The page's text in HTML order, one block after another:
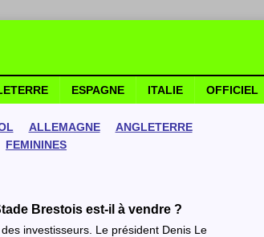
ESPAGNE ITALIE OFFICIEL
ALLEMAGNE
ANGLETERRE
FEMININES
Brestois est-il à vendre ?
investisseurs. Le président Denis Le